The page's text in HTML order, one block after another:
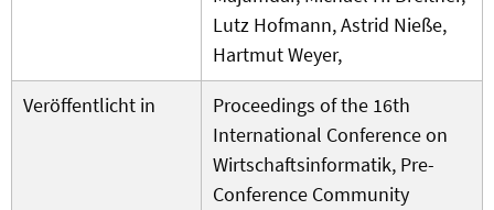
Lutz Hofmann, Astrid Nieße,
Hartmut Weyer,
Veröffentlicht in
Proceedings of the 16th
International Conference on
Wirtschaftsinformatik, Pre-
Conference Community